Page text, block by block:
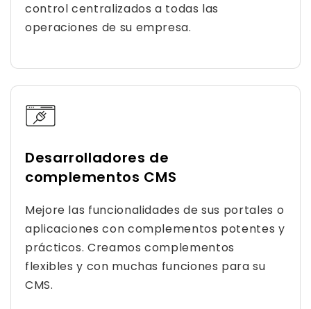
control centralizados a todas las
operaciones de su empresa.
Desarrolladores de
complementos CMS
Mejore las funcionalidades de sus portales o
aplicaciones con complementos potentes y
prácticos. Creamos complementos
flexibles y con muchas funciones para su
CMS.